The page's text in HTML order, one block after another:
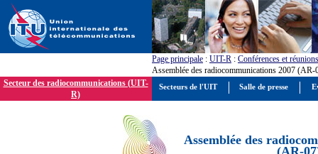
Page principale : UIT-R : Conférences et réunions
Assemblée des radiocommunications 2007 (AR-
Secteur des radiocommunications (UIT-
R)
Assemblée des
(AR-
Secteurs de l'UIT Salle de presse